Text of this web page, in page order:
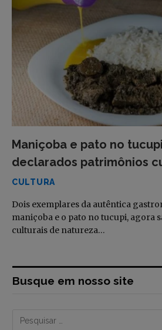
Maniçoba e pato no
declarados patrimônios
CULTURA
Dois exemplares da autêntica
maniçoba e o pato no tucupi, agora
culturais de natureza…
Busque em nosso site